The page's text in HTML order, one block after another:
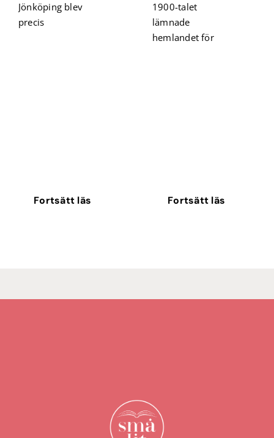
Jönköping blev
precis
Fortsätt läs
1900-talet
lämnade
hemlandet för
Fortsätt läs